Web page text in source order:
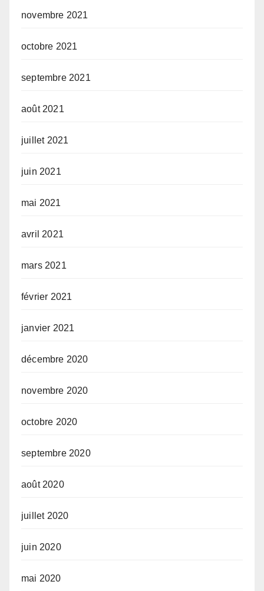
novembre 2021
octobre 2021
septembre 2021
août 2021
juillet 2021
juin 2021
mai 2021
avril 2021
mars 2021
février 2021
janvier 2021
décembre 2020
novembre 2020
octobre 2020
septembre 2020
août 2020
juillet 2020
juin 2020
mai 2020